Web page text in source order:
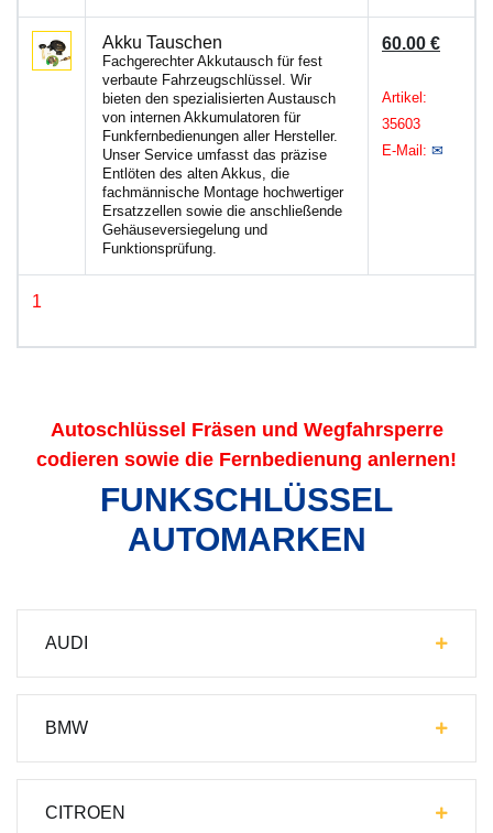
Akku Tauschen
Fachgerechter Akkutausch für fest
verbaute Fahrzeugschlüssel. Wir
bieten den spezialisierten Austausch
von internen Akkumulatoren für
Funkfernbedienungen aller Hersteller.
Unser Service umfasst das präzise
Entlöten des alten Akkus, die
fachmännische Montage hochwertiger
Ersatzzellen sowie die anschließende
Gehäuseversiegelung und
Funktionsprüfung.
60.00 €
Artikel:
35603
E-Mail: ✉
1
Autoschlüssel Fräsen und Wegfahrsperre
codieren sowie die Fernbedienung anlernen!
FUNKSCHLÜSSEL
AUTOMARKEN
AUDI
BMW
CITROEN